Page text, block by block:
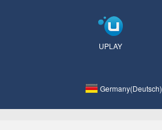
UPLAY
Germany(Deutsch)